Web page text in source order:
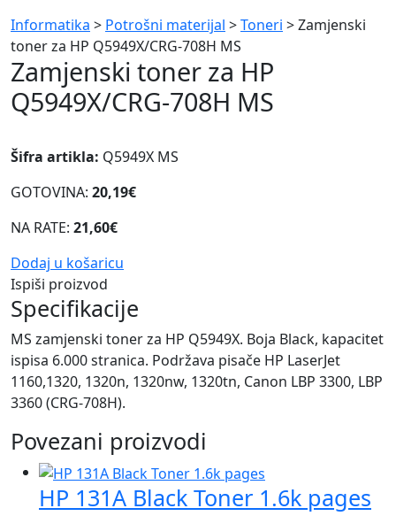
Informatika > Potrošni materijal >Toneri > Zamjenski
toner za HP Q5949X/CRG-708H MS
Zamjenski toner za HP
Q5949X/CRG-708H MS
Šifra artikla: Q5949X MS
GOTOVINA: 20,19€
NA RATE: 21,60€
Dodaj u košaricu
Ispiši proizvod
Specifikacije
MS zamjenski toner za HP Q5949X. Boja Black, kapacitet
ispisa 6.000 stranica. Podržava pisače HP LaserJet
1160,1320, 1320n, 1320nw, 1320tn, Canon LBP 3300, LBP
3360 (CRG-708H).
Povezani proizvodi
HP 131A Black Toner 1.6k pages